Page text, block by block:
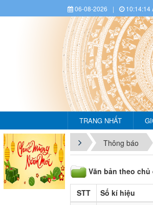
06-08-2026 | 10:14:14
TRANG NHẤT
Thông báo
Văn bản theo
STT Số kí hiệu